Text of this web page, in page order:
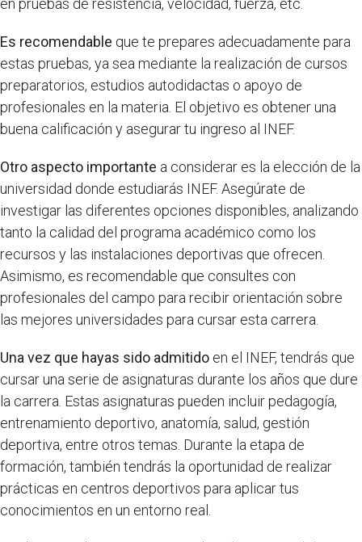
en pruebas de resistencia, velocidad, fuerza, etc.
Es recomendable que te prepares adecuadamente para
estas pruebas, ya sea mediante la realización de cursos
preparatorios, estudios autodidactas o apoyo de
profesionales en la materia. El objetivo es obtener una
buena calificación y asegurar tu ingreso al INEF.
Otro aspecto importante a considerar es la elección de la
universidad donde estudiarás INEF. Asegúrate de
investigar las diferentes opciones disponibles, analizando
tanto la calidad del programa académico como los
recursos y las instalaciones deportivas que ofrecen.
Asimismo, es recomendable que consultes con
profesionales del campo para recibir orientación sobre
las mejores universidades para cursar esta carrera.
Una vez que hayas sido admitido en el INEF, tendrás que
cursar una serie de asignaturas durante los años que dure
la carrera. Estas asignaturas pueden incluir pedagogía,
entrenamiento deportivo, anatomía, salud, gestión
deportiva, entre otros temas. Durante la etapa de
formación, también tendrás la oportunidad de realizar
prácticas en centros deportivos para aplicar tus
conocimientos en un entorno real.